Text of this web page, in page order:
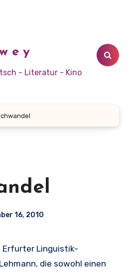
e y
- Literatur - Kino
16, 2010
die sowohl einen